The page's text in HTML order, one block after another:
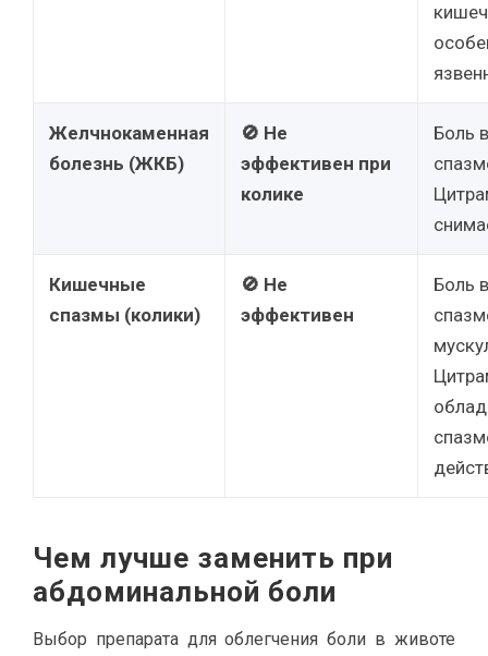
Желчнокаменная
болезнь (ЖКБ)
🚫 Не
эффективен при
колике
Боль
Кишечные
спазмы (колики)
🚫 Не
эффективен
Боль
Чем лучше заменить при
абдоминальной боли
Выбор препарата для облегчения боли в животе